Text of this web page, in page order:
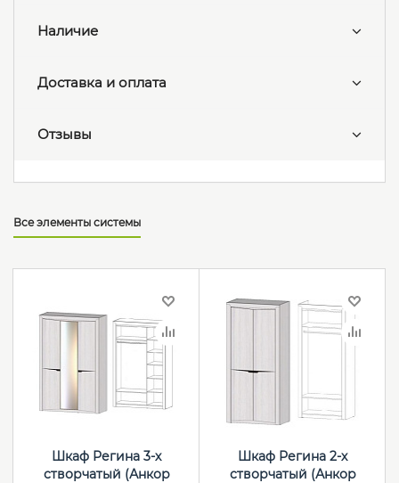
Наличие
Доставка и оплата
Отзывы
Все элементы системы
Шкаф Регина 3-х
створчатый (Анкор
Шкаф Регина 2-х
створчатый (Анкор